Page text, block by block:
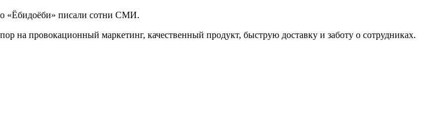
о «Ёбидоёби» писали сотни СМИ.
на провокационный маркетинг, качественный продукт, быструю доставку и заботу о сотрудниках.